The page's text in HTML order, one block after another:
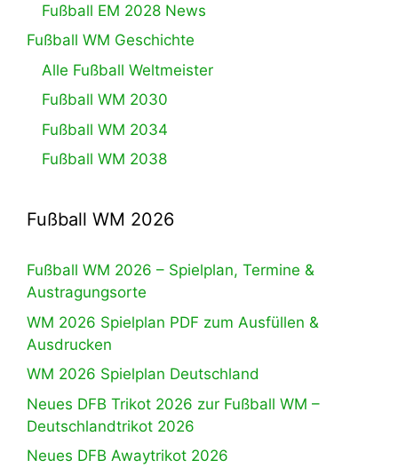
Fußball EM 2028 News
Fußball WM Geschichte
Alle Fußball Weltmeister
Fußball WM 2030
Fußball WM 2034
Fußball WM 2038
Fußball WM 2026
Fußball WM 2026 – Spielplan, Termine &
Austragungsorte
WM 2026 Spielplan PDF zum Ausfüllen &
Ausdrucken
WM 2026 Spielplan Deutschland
Neues DFB Trikot 2026 zur Fußball WM –
Deutschlandtrikot 2026
Neues DFB Awaytrikot 2026